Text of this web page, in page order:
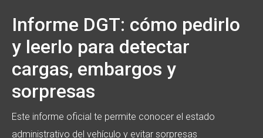
Informe DGT: cómo pedirlo
y leerlo para detectar
cargas, embargos y
sorpresas
Este informe oficial te permite conocer el estado
administrativo del vehículo y evitar sorpresas